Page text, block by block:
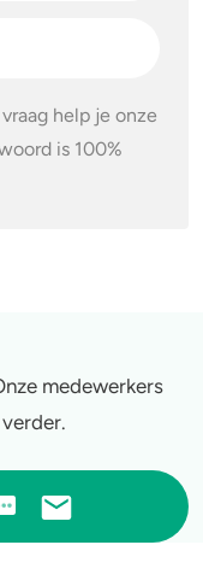
help je onze
is 100%
medewerkers